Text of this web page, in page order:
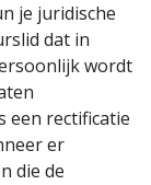
je juridische
dat in
wordt
een rectificatie
er
die de